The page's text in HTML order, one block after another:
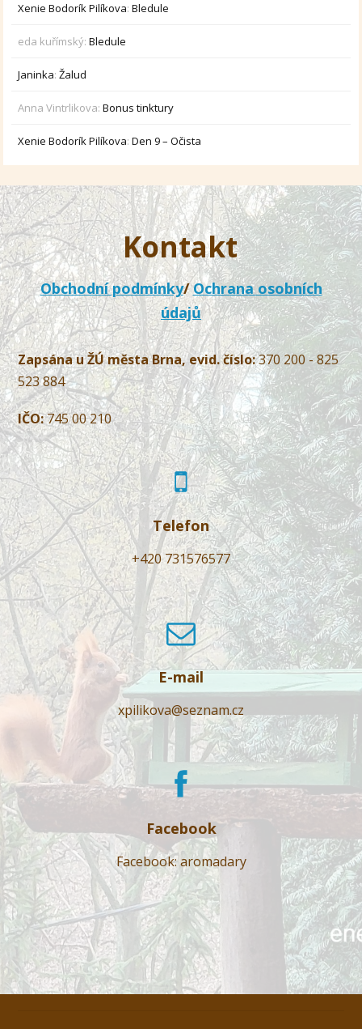
Xenie Bodorík Pilíkova:Bledule
eda kuřímský:Bledule
Janinka:Žalud
Anna Vintrlikova:Bonus tinktury
Xenie Bodorík Pilíkova:Den 9 – Očista
Kontakt
Obchodní podmínky/Ochrana osobních
údajů
Zapsána u ŽÚ města Brna, evid. číslo:370 200 - 825
523 884
IČO:745 00 210
Telefon
+420 731576577
E-mail
xpilikova@seznam.cz
Facebook
Facebook: aromadary